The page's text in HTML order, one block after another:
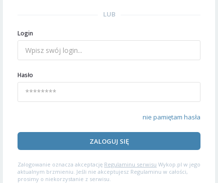
LUB
Login
Hasło
nie pamiętam hasła
ZALOGUJ SIĘ
Zalogowanie oznacza akceptację Regulaminu serwisu Wykop.pl w jego
aktualnym brzmieniu. Jeśli nie akceptujesz Regulaminu w całości,
prosimy o niekorzystanie z serwisu.